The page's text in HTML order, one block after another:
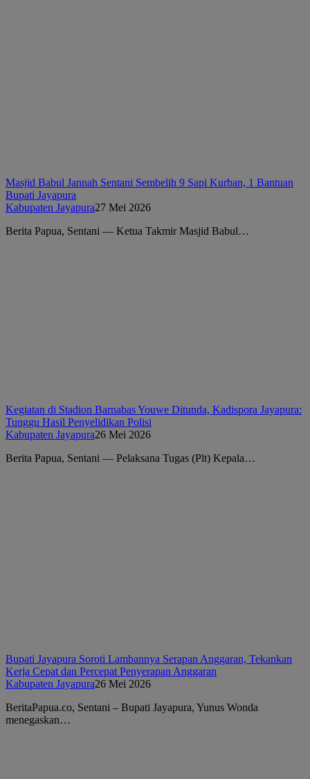
Masjid Babul Jannah Sentani Sembelih 9 Sapi Kurban, 1 Bantuan
Bupati Jayapura
Kabupaten Jayapura27 Mei 2026
Berita Papua, Sentani — Ketua Takmir Masjid Babul…
Kegiatan di Stadion Barnabas Youwe Ditunda, Kadispora Jayapura:
Tunggu Hasil Penyelidikan Polisi
Kabupaten Jayapura26 Mei 2026
Berita Papua, Sentani — Pelaksana Tugas (Plt) Kepala…
Bupati Jayapura Soroti Lambannya Serapan Anggaran, Tekankan
Kerja Cepat dan Percepat Penyerapan Anggaran
Kabupaten Jayapura26 Mei 2026
BeritaPapua.co, Sentani – Bupati Jayapura, Yunus Wonda
menegaskan…